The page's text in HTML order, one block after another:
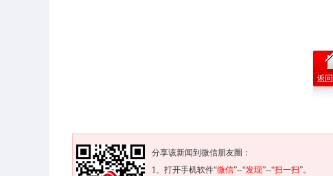
分享该新闻到微信朋友圈：
1、打开手机软件“微信”--“发现”--“扫一扫”。